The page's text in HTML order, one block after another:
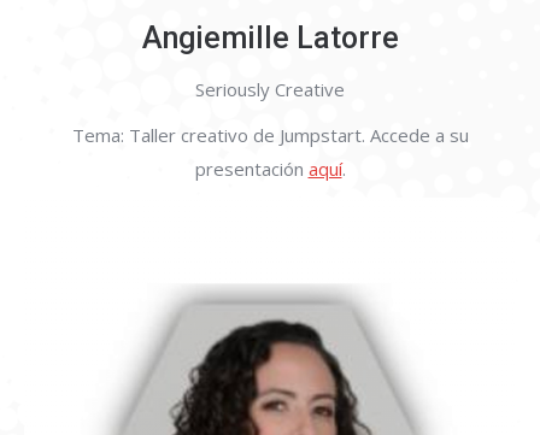
Angiemille Latorre
Seriously Creative
Tema: Taller creativo de Jumpstart. Accede a su
presentación aquí.